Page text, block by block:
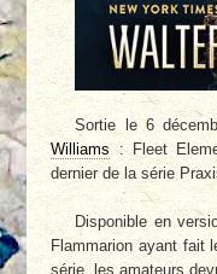
Sortie le 6
Williams: Fleet
dernier de la série
Disponible en
Flammarion ayant fait
série, les amateurs